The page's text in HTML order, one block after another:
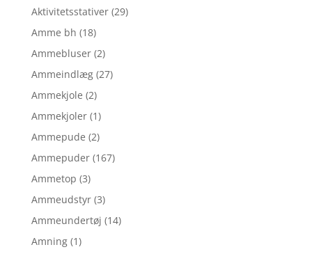
Aktivitetsstativer (29)
Amme bh (18)
Ammebluser (2)
Ammeindlæg (27)
Ammekjole (2)
Ammekjoler (1)
Ammepude (2)
Ammepuder (167)
Ammetop (3)
Ammeudstyr (3)
Ammeundertøj (14)
Amning (1)